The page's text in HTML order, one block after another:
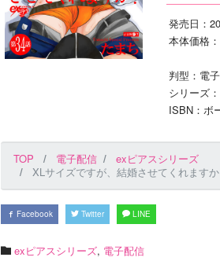
発売日：
本体価格
判型：電
シリーズ
ISBN：ボ
TOP 電子配信
exピアスシリーズ
XLサイズですが、結婚させてくれます
Facebook Twitter LINE
exピアスシリーズ, 電子配信